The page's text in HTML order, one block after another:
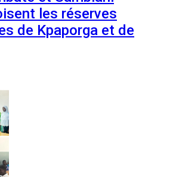
les réserves
de Kpaporga et de